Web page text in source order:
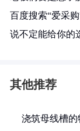
百度搜索“爱采
说不定能给你的
其他推荐
浇筑母线槽